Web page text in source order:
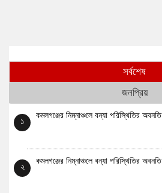
সর্বশেষ
জনপ্রিয়
১
কমলগঞ্জের নিম্নাঞ্চলে বন্যা পরিস্থিতির অবনতি
২
কমলগঞ্জের নিম্নাঞ্চলে বন্যা পরিস্থিতির অবনতি